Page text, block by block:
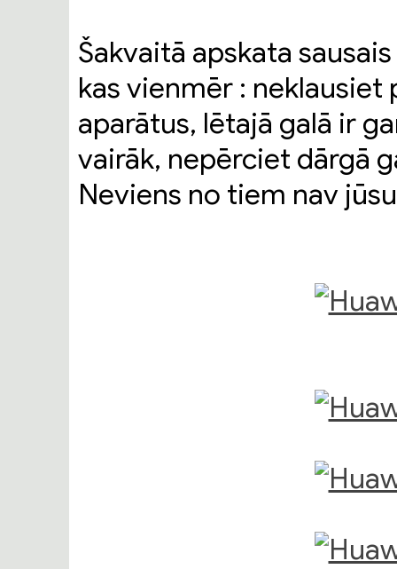
Šakvaitā apskata
kas vienmēr :
aparātus, lētajā galā ir
vairāk, nepērciet dārgā
Neviens no tiem nav